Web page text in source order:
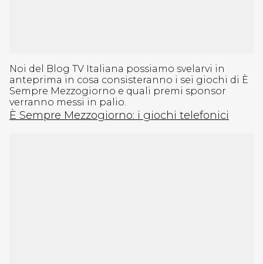
Noi del Blog TV Italiana possiamo svelarvi in
anteprima in cosa consisteranno i sei giochi di È
Sempre Mezzogiorno e quali premi sponsor
verranno messi in palio.
È Sempre Mezzogiorno: i giochi telefonici